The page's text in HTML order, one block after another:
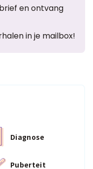
en ontvang
in je mailbox!
Diagnose
Puberteit